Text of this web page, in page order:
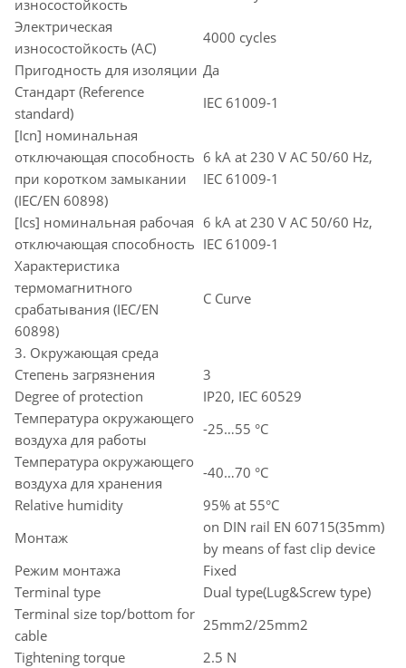
износостойкость
Электрическая
износостойкость (AC)
4000 cycles
Пригодность для изоляции Да
Стандарт (Reference
standard)
IEC 61009-1
[Icn] номинальная
отключающая способность
при коротком замыкании
(IEC/EN 60898)
6 kA at 230 V AC 50/60 Hz,
IEC 61009-1
[Ics] номинальная рабочая
отключающая способность
6 kA at 230 V AC 50/60 Hz,
IEC 61009-1
Характеристика
термомагнитного
срабатывания (IEC/EN
60898)
C Curve
3. Окружающая среда
Степень загрязнения
3
Degree of protection
IP20, IEC 60529
Температура окружающего
воздуха для работы
-25…55 °C
Температура окружающего
воздуха для хранения
-40…70 °C
Relative humidity
95% at 55°C
Монтаж
on DIN rail EN 60715(35mm)
by means of fast clip device
Режим монтажа
Fixed
Terminal type
Dual type(Lug&Screw type)
Terminal size top/bottom for
cable
25mm2/25mm2
Tightening torque
2.5 N